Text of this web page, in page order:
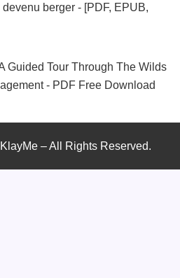
berger - [PDF, EPUB,
Guided Tour Through The Wilds
- PDF Free Download
– All Rights Reserved.